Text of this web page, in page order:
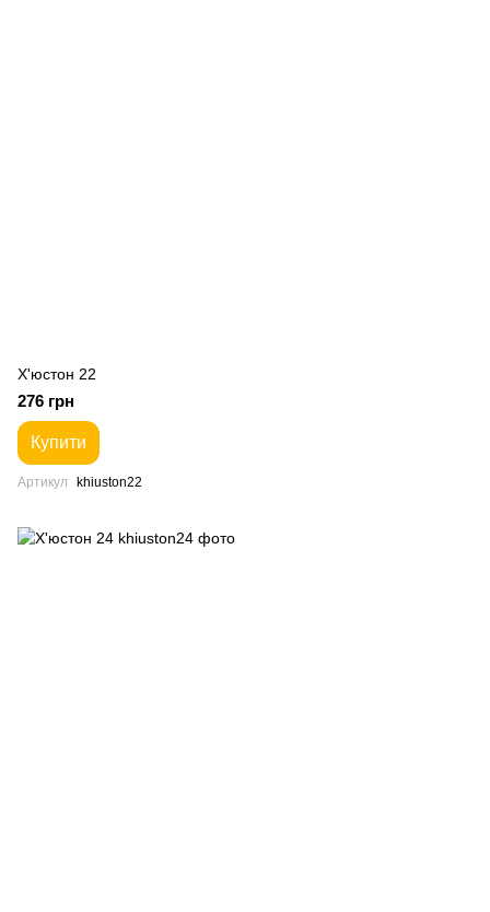
Х'юстон 22
276 грн
Купити
Артикул khiuston22